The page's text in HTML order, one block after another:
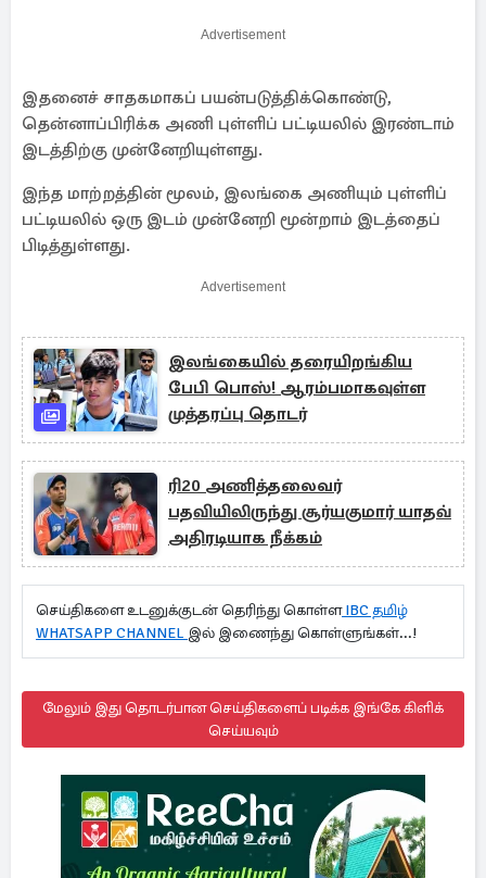
Advertisement
இதனைச் சாதகமாகப் பயன்படுத்திக்கொண்டு,
தென்னாப்பிரிக்க அணி புள்ளிப் பட்டியலில் இரண்டாம்
இடத்திற்கு முன்னேறியுள்ளது.
இந்த மாற்றத்தின் மூலம், இலங்கை அணியும் புள்ளிப்
பட்டியலில் ஒரு இடம் முன்னேறி மூன்றாம் இடத்தைப்
பிடித்துள்ளது.
Advertisement
இலங்கையில் தரையிறங்கிய
பேபி பொஸ்! ஆரம்பமாகவுள்ள
முத்தரப்பு தொடர்
ரி20 அணித்தலைவர்
பதவியிலிருந்து சூர்யகுமார் யாதவ்
அதிரடியாக நீக்கம்
செய்திகளை உடனுக்குடன் தெரிந்து கொள்ளIBC தமிழ்
WHATSAPP CHANNEL இல் இணைந்து கொள்ளுங்கள்...!
மேலும் இது தொடர்பான செய்திகளைப் படிக்க இங்கே கிளிக்
செய்யவும்